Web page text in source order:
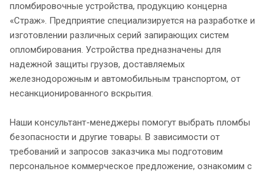
пломбировочные устройства, продукцию концерна
«Страж». Предприятие специализируется на разработке и
изготовлении различных серий запирающих систем
опломбирования. Устройства предназначены для
надежной защиты грузов, доставляемых
железнодорожным и автомобильным транспортом, от
несанкционированного вскрытия.
Наши консультант-менеджеры помогут выбрать пломбы
безопасности и другие товары. В зависимости от
требований и запросов заказчика мы подготовим
персональное коммерческое предложение, ознакомим с